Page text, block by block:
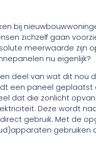
bij
zichzelf gaan
meerwaarde zijn
nu eigenlijk?
deel van wat dit nou
een paneel geplaatst
dat die zonlicht
Deze wordt
gebruik. Met de
gebruiken